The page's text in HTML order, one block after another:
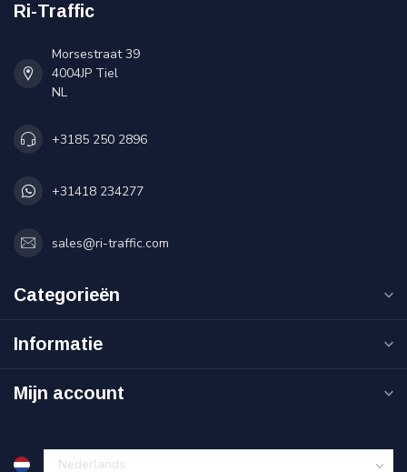
Ri-Traffic
Morsestraat 39
4004JP Tiel
NL
+3185 250 2896
+31418 234277
sales@ri-traffic.com
Categorieën
Informatie
Mijn account